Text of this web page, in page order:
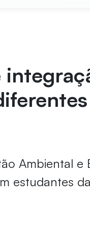
Ambiental e
estudantes